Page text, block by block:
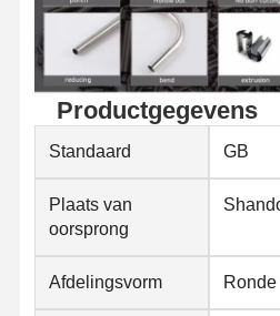
Productgegevens
Standaard GB
Plaats van
oorsprong
Afdelingsvorm Ronde